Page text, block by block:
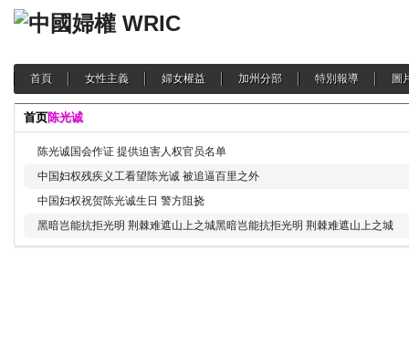
首頁 女性主義 婦女權益 加州分部 特別報導 圖
首页陈光诚
陈光诚国会作证 提供迫害人权官员名单
中国妇权残疾义工看望陈光诚 被追逼百里之外
中国妇权祝贺陈光诚生日 警方阻挠
黑暗岂能抗拒光明 荆棘难遮山上之城黑暗岂能抗拒光明 荆棘难遮山上之城